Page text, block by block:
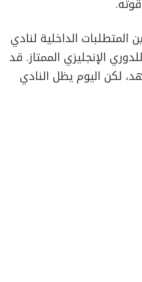
الداخلية لنادي
الإنجليزي الممتاز. قد
لكن اليوم يظل النادي